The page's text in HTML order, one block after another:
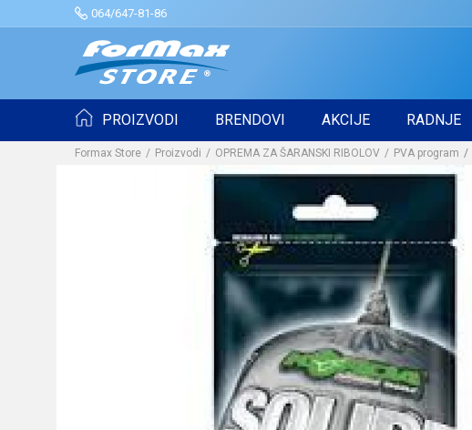
064/647-81-86
PROIZVODI BRENDOVI AKCIJE RADNJE
Formax Store Proizvodi OPREMA ZA ŠARANSKI RIBOLOV PVA program